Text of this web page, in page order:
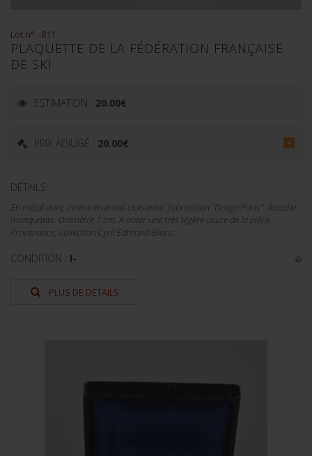
Lot n° : 811
PLAQUETTE DE LA FÉDÉRATION FRANÇAISE
DE SKI
ESTIMATION : 20.00€
PRIX ADJUGÉ : 20.00€ =
DÉTAILS :
En métal doré, centre en émail cloisonné, fabrication "Drago Paris". Attache
manquante. Diamètre 7 cm. A noter une très légère usure de la pièce.
Provenance, collection Cyril Edmond-Blanc....
CONDITION : I-
PLUS DE DÉTAILS